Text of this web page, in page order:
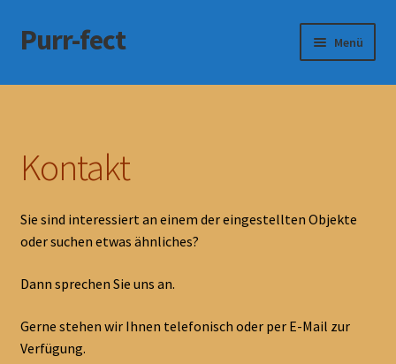
Zur
Navigation
Zum
Inhalt
Purr-fect Menü
Home
Kreationen
Kontakt
Kontakt
Sie sind interessiert an einem der eingestellten Objekte
oder suchen etwas ähnliches?
Dann sprechen Sie uns an.
Gerne stehen wir Ihnen telefonisch oder per E-Mail zur
Verfügung.